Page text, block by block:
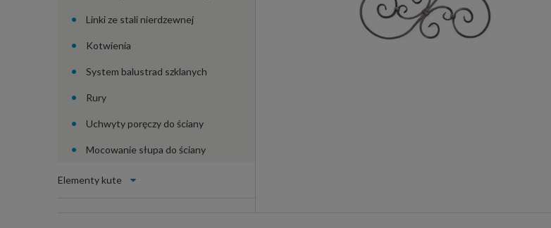
Linki ze stali nierdzewnej
Kotwienia
System balustrad szklanych
Rury
Uchwyty poręczy do ściany
Mocowanie słupa do ściany
Elementy kute